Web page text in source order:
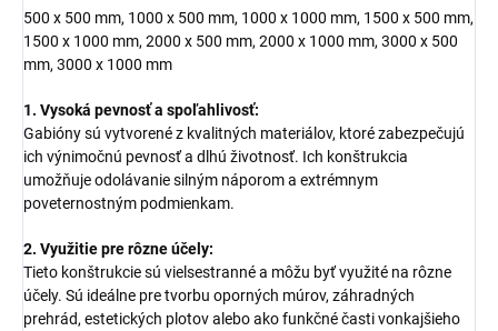
500 x 500 mm, 1000 x 500 mm, 1000 x 1000 mm, 1500 x 500 mm,
1500 x 1000 mm, 2000 x 500 mm, 2000 x 1000 mm, 3000 x 500
mm, 3000 x 1000 mm
1. Vysoká pevnosť a spoľahlivosť:
Gabióny sú vytvorené z kvalitných materiálov, ktoré zabezpečujú
ich výnimočnú pevnosť a dlhú životnosť. Ich konštrukcia
umožňuje odolávanie silným náporom a extrémnym
poveternostným podmienkam.
2. Využitie pre rôzne účely:
Tieto konštrukcie sú vielsestranné a môžu byť využité na rôzne
účely. Sú ideálne pre tvorbu oporných múrov, záhradných
prehrád, estetických plotov alebo ako funkčné časti vonkajšieho